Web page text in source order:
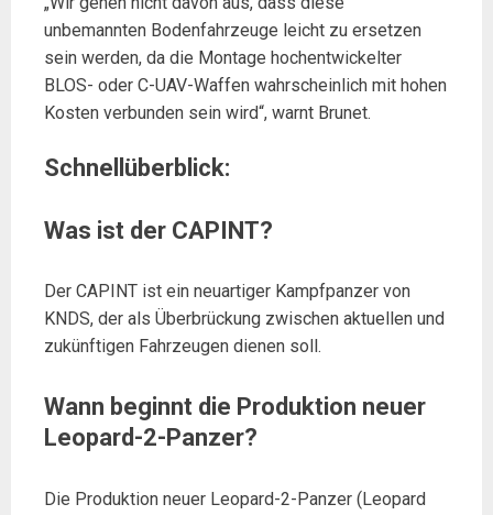
unbemannten Bodenfahrzeuge leicht zu ersetzen
sein werden, da die Montage hochentwickelter
BLOS- oder C-UAV-Waffen wahrscheinlich mit hohen
Kosten verbunden sein wird“, warnt Brunet.
Schnellüberblick:
Was ist der CAPINT?
Der CAPINT ist ein neuartiger Kampfpanzer von
KNDS, der als Überbrückung zwischen aktuellen und
zukünftigen Fahrzeugen dienen soll.
Wann beginnt die Produktion neuer
Leopard-2-Panzer?
Die Produktion neuer Leopard-2-Panzer (Leopard